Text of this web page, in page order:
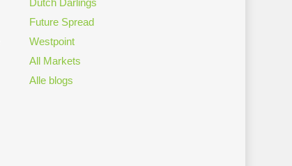
Dutch Darlings
Future Spread
Westpoint
All Markets
Alle blogs